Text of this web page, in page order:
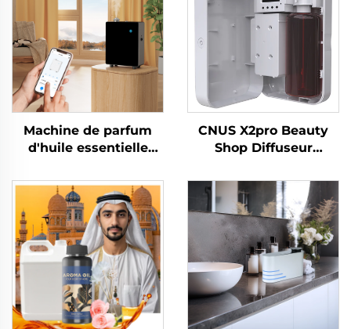
Machine de parfum
d'huile essentielle
S600 Diffuseur
d'arômes avec logo
personnalisé Contrôle
Wifi Machine de
désodorisant
électrique
CNUS X2pro Beauty
Shop Diffuseur
professionnel et
commercial pour
parfums, huiles
essentielles et
parfums d'hôtel